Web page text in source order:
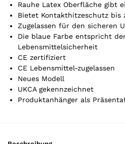
k
e
l
.
o
u
Rauhe Latex Oberfläche gibt
Bietet Kontakthitzeschutz bis
Zugelassen für den sicheren
Die blaue Farbe entspricht
Lebensmittelsicherheit
CE zertifiziert
CE Lebensmittel-zugelassen
Neues Modell
UKCA gekennzeichnet
Produktanhänger als